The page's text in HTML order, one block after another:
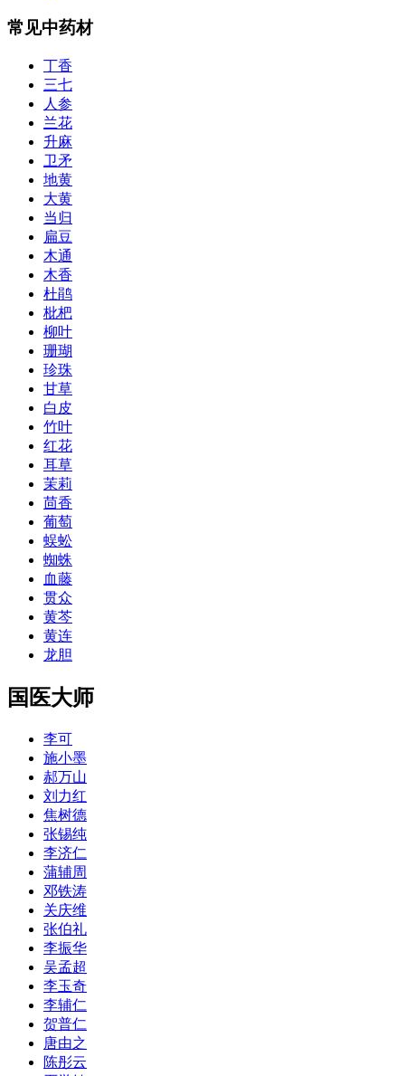
常见中药材
丁香
三七
人参
兰花
升麻
卫矛
地黄
大黄
当归
扁豆
木通
木香
杜鹃
枇杷
柳叶
珊瑚
珍珠
甘草
白皮
竹叶
红花
耳草
茉莉
茴香
葡萄
蜈蚣
蜘蛛
血藤
贯众
黄芩
黄连
龙胆
国医大师
李可
施小墨
郝万山
刘力红
焦树德
张锡纯
李济仁
蒲辅周
邓铁涛
关庆维
张伯礼
李振华
吴孟超
李玉奇
李辅仁
贺普仁
唐由之
陈彤云